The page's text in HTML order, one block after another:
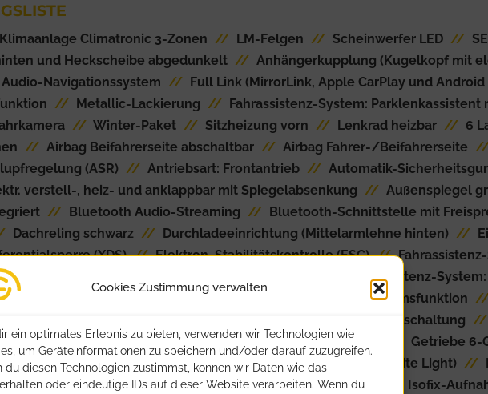
Cookies Zustimmung verwalten
ein optimales Erlebnis zu bieten, verwenden wir Technologien wie
um Geräteinformationen zu speichern und/oder darauf zuzugreifen.
du diesen Technologien zustimmst, können wir Daten wie das
oder eindeutige IDs auf dieser Website verarbeiten. Wenn du
Klimaanlage Climatronic 3-Zonen // LM-Felgen // Scheinwerfer LED //
und Heckscheibe abgedunkelt // Anhängerkupplung (Kugelkopf mit
Audio-Navigationssystem // Full Link (MirrorLink, Apple CarPlay und Android
// Metallic-Lackierung // Fahrassistenz-System:
// Winter-Paket // Sitzheizung vorn // Lenkrad heizbar // 6
// Airbag Beifahrerseite abschaltbar // Airbag Fahrer-/Beifahrerseite
(ASR) // Antriebsart: Frontantrieb // Automatik-
verstell-, heiz- und anklappbar mit Spiegelabsenkung // Außenspiegel
// Bluetooth Audio-Streaming // Bluetooth-Schnittstelle mit
Dachreling schwarz // Durchladeeinrichtung (Mittelarmlehne hinten) //
(XDS) // Elektron. Stabilitätskontrolle (ESC) //
Fahrassistenz-
Umfeldbeobachtungssystem (Front assist) mit City-Notbremsfunktion
Fensterheber elektrisch vorn + hinten mit Komfortschaltung //
Regelanlage (Tempomat) inkl. Geschw.-Begrenzer Getriebe 6-
LED // Heckleuchten Voll-LED mit Lichtband (Infinite Light) //
vorn LED // Ambiente-Beleuchtung Mittelkonsole LED
Isofix-